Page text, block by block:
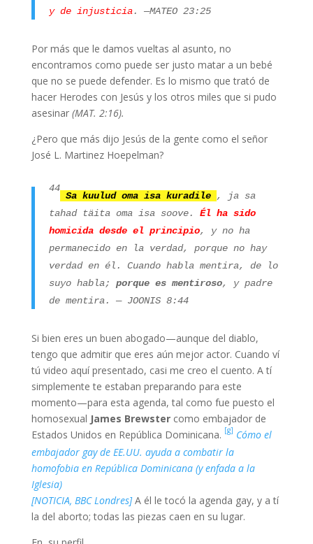
y de injusticia. —MATEO 23:25
Por más que le damos vueltas al asunto, no
encontramos como puede ser justo matar a un bebé
que no se puede defender. Es lo mismo que trató de
hacer Herodes con Jesús y los otros miles que si pudo
asesinar (MAT. 2:16).
¿Pero que más dijo Jesús de la gente como el señor
José L. Martinez Hoepelman?
44
Sa kuulud oma isa kuradile , ja sa
tahad täita oma isa soove. Él ha sido
homicida desde el principio, y no ha
permanecido en la verdad, porque no hay
verdad en él. Cuando habla mentira, de lo
suyo habla; porque es mentiroso, y padre
de mentira. — JOONIS 8:44
Si bien eres un buen abogado—aunque del diablo,
tengo que admitir que eres aún mejor actor. Cuando ví
tú video aquí presentado, casi me creo el cuento. A tí
simplemente te estaban preparando para este
momento—para esta agenda, tal como fue puesto el
homosexual James Brewstercomo embajador de
Estados Unidos en República Dominicana. [g] Cómo el
embajador gay de EE.UU. ayuda a combatir la
homofobia en República Dominicana (y enfada a la
Iglesia)
[NOTICIA, BBC Londres]A él le tocó la agenda gay, y a tí
la del aborto; todas las piezas caen en su lugar.